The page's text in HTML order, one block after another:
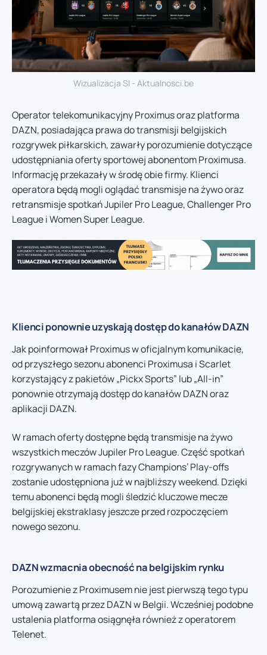
Wizualizacja SI - Aktualnosci.be
Operator telekomunikacyjny Proximus oraz platforma
DAZN, posiadająca prawa do transmisji belgijskich
rozgrywek piłkarskich, zawarły porozumienie dotyczące
udostępniania oferty sportowej abonentom Proximusa.
Informację przekazały w środę obie firmy. Klienci
operatora będą mogli oglądać transmisje na żywo oraz
retransmisje spotkań Jupiler Pro League, Challenger Pro
League i Women Super League.
Klienci ponownie uzyskają dostęp do kanałów DAZN
Jak poinformował Proximus w oficjalnym komunikacie,
od przyszłego sezonu abonenci Proximusa i Scarlet
korzystający z pakietów „Pickx Sports” lub „All-in”
ponownie otrzymają dostęp do kanałów DAZN oraz
aplikacji DAZN.
W ramach oferty dostępne będą transmisje na żywo
wszystkich meczów Jupiler Pro League. Część spotkań
rozgrywanych w ramach fazy Champions’ Play-offs
zostanie udostępniona już w najbliższy weekend. Dzięki
temu abonenci będą mogli śledzić kluczowe mecze
belgijskiej ekstraklasy jeszcze przed rozpoczęciem
nowego sezonu.
DAZN wzmacnia obecność na belgijskim rynku
Porozumienie z Proximusem nie jest pierwszą tego typu
umową zawartą przez DAZN w Belgii. Wcześniej podobne
ustalenia platforma osiągnęła również z operatorem
Telenet.